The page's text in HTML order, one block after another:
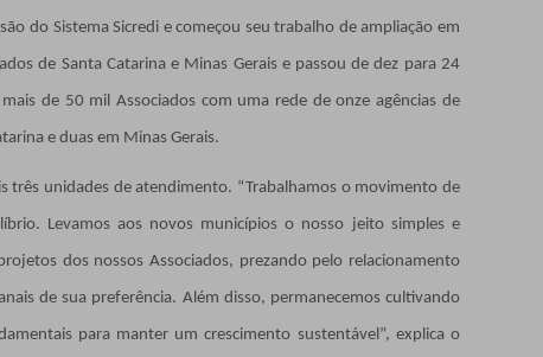
do Sistema Sicredi e começou seu trabalho de ampliação em
de Santa Catarina e Minas Gerais e passou de dez para 24
de 50 mil Associados com uma rede de onze agências de
e duas em Minas Gerais.
três unidades de atendimento. “Trabalhamos o movimento de
Levamos aos novos municípios o nosso jeito simples e
dos nossos Associados, prezando pelo relacionamento
de sua preferência. Além disso, permanecemos cultivando
para manter um crescimento sustentável”, explica o